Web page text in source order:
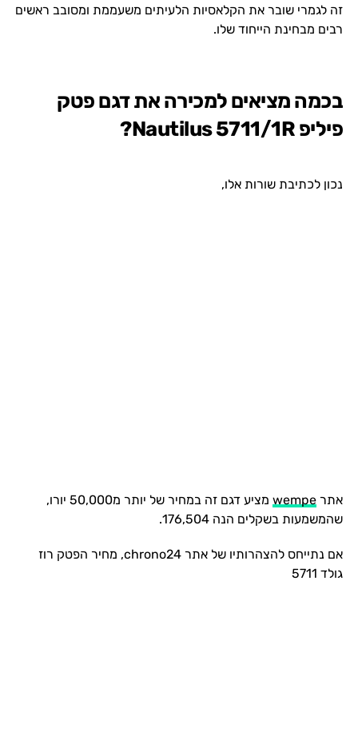
זה לגמרי שובר את הקלאסיות הלעיתים משעממת ומסובב ראשים
רבים מבחינת הייחוד שלו.
בכמה מציאים למכירה את דגם פטק
פיליפ Nautilus 5711/1R?
נכון לכתיבת שורות אלו,
אתר wempe
מציע דגם זה במחיר של יותר מ50,000 יורו,
שהמשמעות בשקלים הנה 176,504.
אם נתייחס להצהרותיו של אתר chrono24, מחיר הפטק רוז
גולד 5711